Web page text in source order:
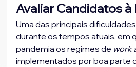
Avaliar Candidatos à
Uma das principais
durante os tempos atuais, em
pandemia os regimes de work
implementados por boa parte